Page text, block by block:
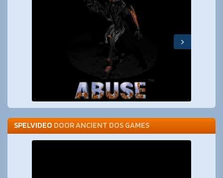
SPELVIDEO DOORANCIENT DOS GAMES